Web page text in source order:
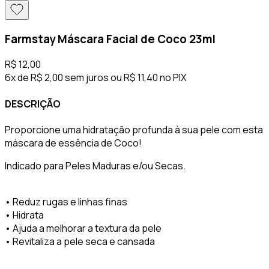
Farmstay Máscara Facial de Coco 23ml
R$ 12,00
6x de R$ 2,00 sem jurosouR$ 11,40no PIX
DESCRIÇÃO
Proporcione uma hidratação profunda à sua pele com esta
máscara de essência de Coco!
Indicado para Peles Maduras e/ou Secas.
• Reduz rugas e linhas finas
• Hidrata
• Ajuda a melhorar a textura da pele
• Revitaliza a pele seca e cansada